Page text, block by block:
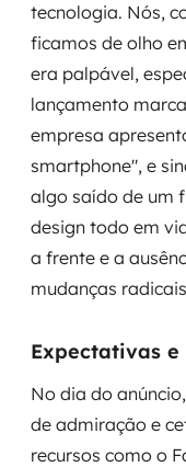
tecnologia. Nós,
ficamos de olho
era palpável,
lançamento
empresa
smartphone", e
algo saído de um
design todo em
a frente e a
mudanças
Expectativas e
No dia do
de admiração e
recursos como o